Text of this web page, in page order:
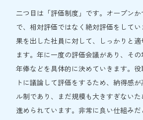
二つ目は「評価制度」です。オープン
で、相対評価ではなく絶対評価をして
果を出した社員に対して、しっかりと
ます。年に一度の評価会議があり、そ
年俸などを具体的に決めていきます。
トに議論して評価をするため、納得感
ル制であり、まだ規模も大きすぎない
進められています。非常に良い仕組みだ